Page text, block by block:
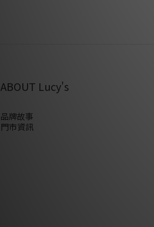
ABOUT Lucy's
品牌故事
門市資訊